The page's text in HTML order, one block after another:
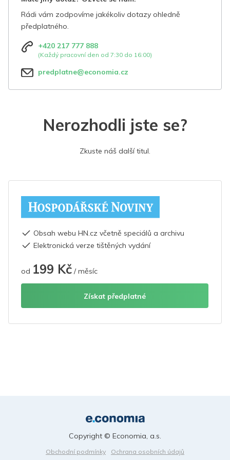
Rádi vám zodpovíme jakékoliv dotazy ohledně
předplatného.
+420 217 777 888
(Každý pracovní den od 7:30 do 16:00)
predplatne@economia.cz
Nerozhodli jste se?
Zkuste náš další titul.
Obsah webu HN.cz včetně speciálů a archivu
Elektronická verze tištěných vydání
od 199 Kč / měsíc
Získat předplatné
Obchodní podmínky
Ochrana osobních údajů
Copyright © Economia, a.s.